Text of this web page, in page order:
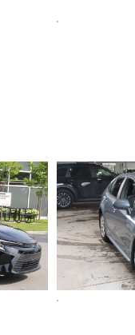
Toyota
LE 2023
80 022 km
22 498 $
Stock 821712 /